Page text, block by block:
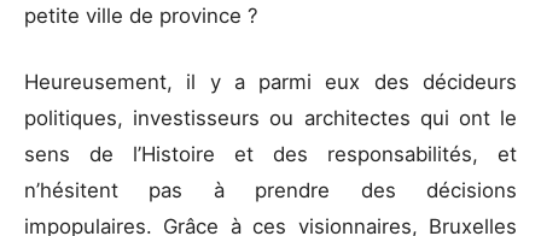
petite ville de province ?
Heureusement, il y a parmi eux des décideurs
politiques, investisseurs ou architectes qui ont le
sens de l’Histoire et des responsabilités, et
n’hésitent pas à prendre des décisions
impopulaires. Grâce à ces visionnaires, Bruxelles